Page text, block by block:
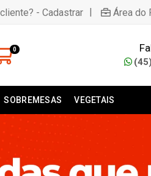
- Cadastrar | Área do
0
SOBREMESAS VEGETAIS